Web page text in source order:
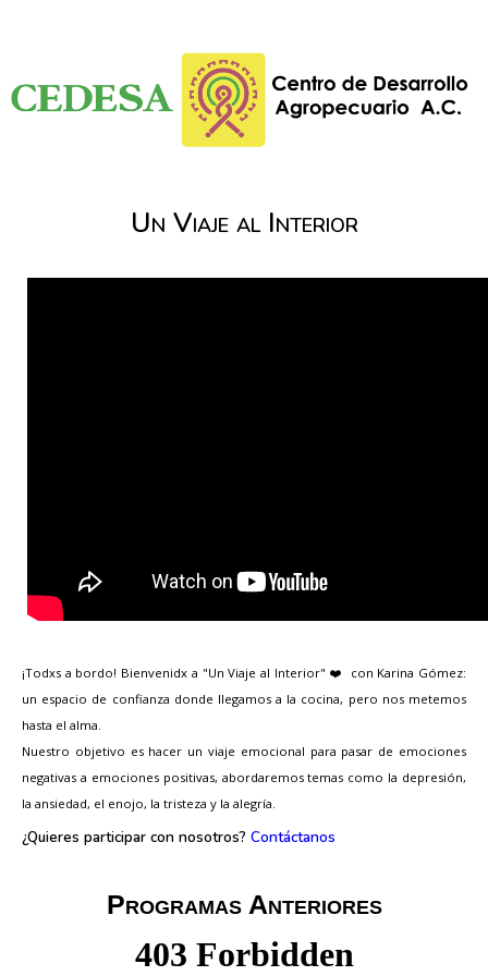
Un Viaje al Interior
¡Todxs a bordo! Bienvenidx a "Un Viaje al Interior" ❤
con Karina Gómez:
un espacio de confianza donde llegamos a la cocina, pero nos metemos
hasta el alma.
Nuestro objetivo es hacer un viaje emocional para pasar de emociones
negativas a emociones positivas, abordaremos temas como la depresión,
la ansiedad, el enojo, la tristeza y la alegría.
¿Quieres participar con nosotros? Contáctanos
Programas Anteriores